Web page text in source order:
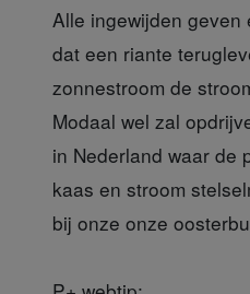
Alle ingewijden
dat een riante
zonnestroom de
Modaal wel zal
in Nederland waar de
kaas en stroom
bij onze onze